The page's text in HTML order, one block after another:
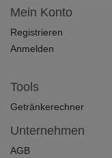
Mein Konto
Registrieren
Anmelden
Tools
Getränkerechner
Unternehmen
AGB